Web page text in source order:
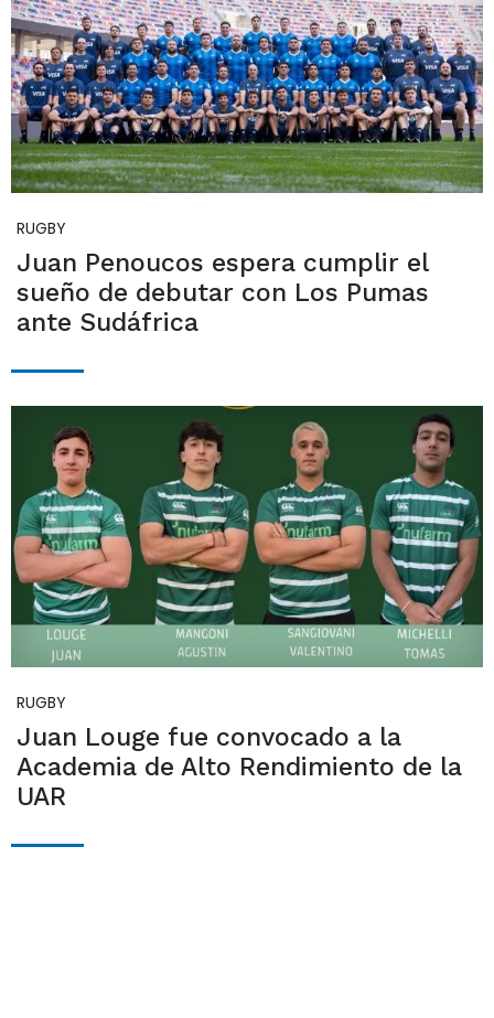
RUGBY
Juan Penoucos espera cumplir el
sueño de debutar con Los Pumas
ante Sudáfrica
RUGBY
Juan Louge fue convocado a la
Academia de Alto Rendimiento de la
UAR